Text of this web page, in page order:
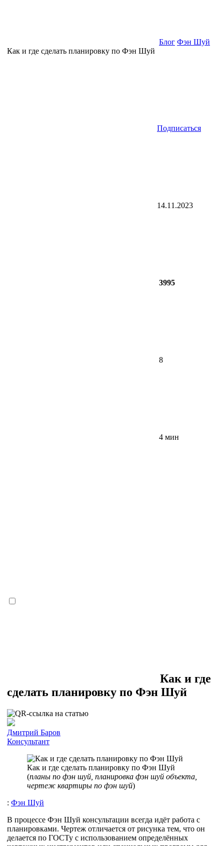
Блог Фэн Шуй
Как и где сделать планировку по Фэн Шуй
Подписаться
14.11.2023
3995
8
4 мин
Как и где
сделать планировку по Фэн Шуй
Дмитрий Баров
Консультант
Как и где сделать планировку по Фэн Шуй
(планы по фэн шуй, планировка фэн шуй объекта,
чертеж квартиры по фэн шуй)
: Фэн Шуй
В процессе Фэн Шуй консультации всегда идёт работа с
планировками. Чертеж отличается от рисунка тем, что он
делается по ГОСТу с использованием определённых